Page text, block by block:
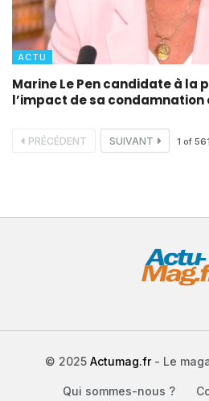
ACTU
Marine Le Pen candidate à la
l’impact de sa condamnation
PRÉCÉDENT SUIVANT 1 of 561
© 2025 Actumag.fr- Le
Qui sommes-nous ?